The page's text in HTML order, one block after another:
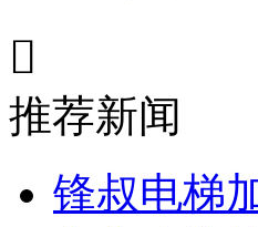

推荐新闻
锋叔电梯